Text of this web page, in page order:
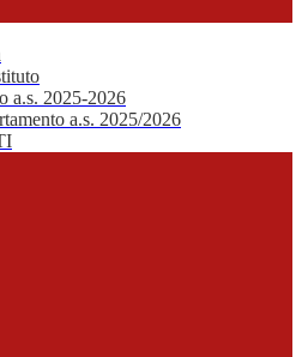
a.s. 2025-2026
a.s. 2025/2026